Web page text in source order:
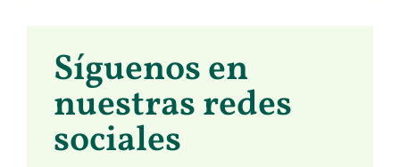
Síguenos en
nuestras redes
sociales